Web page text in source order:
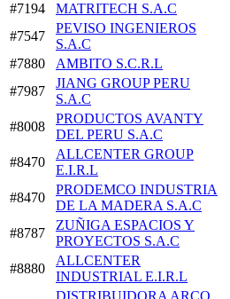
#7194
MATRITECH S.A.C
#7547
PEVISO INGENIEROS
S.A.C
#7880
AMBITO S.C.R.L
#7987
JIANG GROUP PERU
S.A.C
#8008
PRODUCTOS AVANTY
DEL PERU S.A.C
#8470
ALLCENTER GROUP
E.I.R.L
#8470
PRODEMCO INDUSTRIA
DE LA MADERA S.A.C
#8787
ZUÑIGA ESPACIOS Y
PROYECTOS S.A.C
#8880
ALLCENTER
INDUSTRIAL E.I.R.L